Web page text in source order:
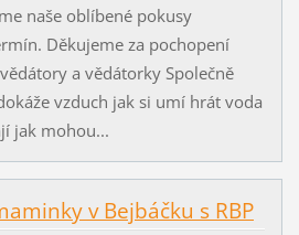
naše oblíbené pokusy
Děkujeme za pochopení
a vědátorky Společně
vzduch jak si umí hrát voda
jak mohou...
v Bejbáčku s RBP